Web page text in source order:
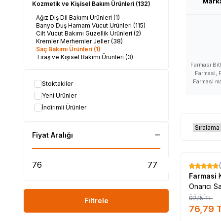
Kozmetik ve Kişisel Bakım Ürünleri (132)
Ağız Diş Dil Bakımı Ürünleri (1)
Banyo Duş Hamam Vücut Ürünleri (115)
Cilt Vücut Bakımı Güzellik Ürünleri (2)
Kremler Merhemler Jeller(38)
Saç Bakımı Ürünleri (1)
Tıraş ve Kişisel Bakımı Ürünleri (3)
Stoktakiler
Yeni Ürünler
İndirimli Ürünler
Fiyat Aralığı
Filtrele
Farmasi
Farmasi,
Farmasi
ürünleri,
Farmasi
faydaları
yerler,
Farmasi
#LokmanAVM
%17
Farmasi
Onarıcı
30 ML
92,15TL
76,79